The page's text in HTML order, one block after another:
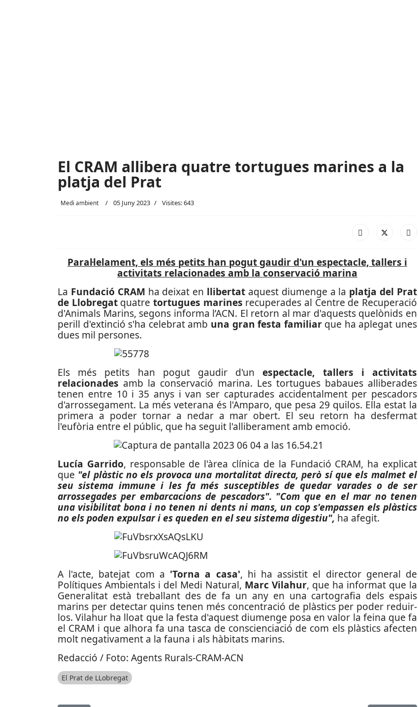
El CRAM allibera quatre tortugues marines a la
platja del Prat
Medi ambient 05 Juny 2023 Visites: 643
Paral·lelament, els més petits han pogut gaudir d'un espectacle, tallers i
activitats relacionades amb la conservació marina
La Fundació CRAM ha deixat en llibertat aquest diumenge a la platja del Prat
de Llobregatquatretortugues marines recuperades al Centre de Recuperació
d'Animals Marins, segons informa l’ACN. El retorn al mar d'aquests quelònids en
perill d'extinció s'ha celebrat amb una gran festa familiarque ha aplegat unes
dues mil persones.
Els més petits han pogut gaudir d'unespectacle, tallers i activitats
relacionades amb la conservació marina. Les tortugues babaues alliberades
tenen entre 10 i 35 anys i van ser capturades accidentalment per pescadors
d'arrossegament. La més veterana és l'Amparo, que pesa 29 quilos. Ella estat la
primera a poder tornar a nedar a mar obert. El seu retorn ha desfermat
l'eufòria entre el públic, que ha seguit l'alliberament amb emoció.
Lucía Garrido, responsable de l'àrea clínica de la Fundació CRAM, ha explicat
que "el plàstic no els provoca una mortalitat directa, però sí que els malmet el
seu sistema immune i les fa més susceptibles de quedar varades o de ser
arrossegades per embarcacions de pescadors". "Com que en el mar no tenen
una visibilitat bona i no tenen ni dents ni mans, un cop s'empassen els plàstics
no els poden expulsar i es queden en el seu sistema digestiu", ha afegit.
A l'acte, batejat com a 'Torna a casa', hi ha assistit el director general de
Polítiques Ambientals i del Medi Natural, Marc Vilahur, que ha informat que la
Generalitat està treballant des de fa un any en una cartografia dels espais
marins per detectar quins tenen més concentració de plàstics per poder reduir-
los. Vilahur ha lloat que la festa d'aquest diumenge posa en valor la feina que fa
el CRAM i que alhora fa una tasca de conscienciació de com els plàstics afecten
molt negativament a la fauna i als hàbitats marins.
Redacció / Foto: Agents Rurals-CRAM-ACN
El Prat de LLobregat